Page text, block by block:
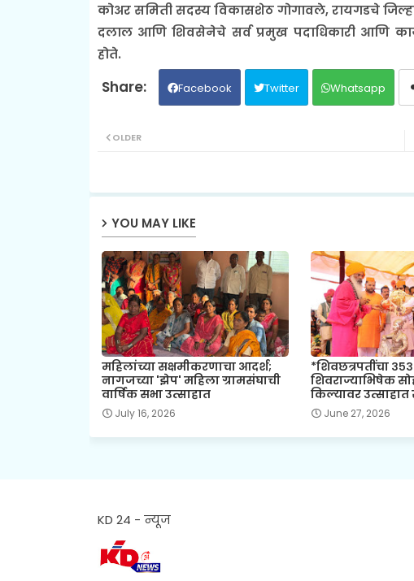
कोअर समिती सदस्य विकासशेठ गोगावले, रायगडचे
दलाल आणि शिवसेनेचे सर्व प्रमुख पदाधिकारी आणि
होते.
Facebook Twitter Whatsapp
OLDER
YOU MAY LIKE
महिलांच्या सक्षमीकरणाचा आदर्श;
नागजच्या 'झेप' महिला ग्रामसंघाची
वार्षिक सभा उत्साहात
July 16, 2026
*शिवछत्रपतींचा ३५३
शिवराज्याभिषेक
किल्यावर उत्साहात
June 27, 2026
KD 24 - न्यूज